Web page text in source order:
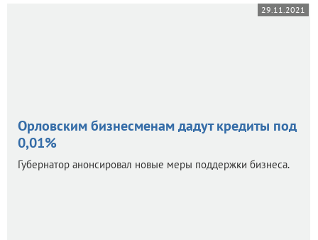
29.11.2021
Орловским бизнесменам дадут кредиты под
0,01%
Губернатор анонсировал новые меры поддержки бизнеса.